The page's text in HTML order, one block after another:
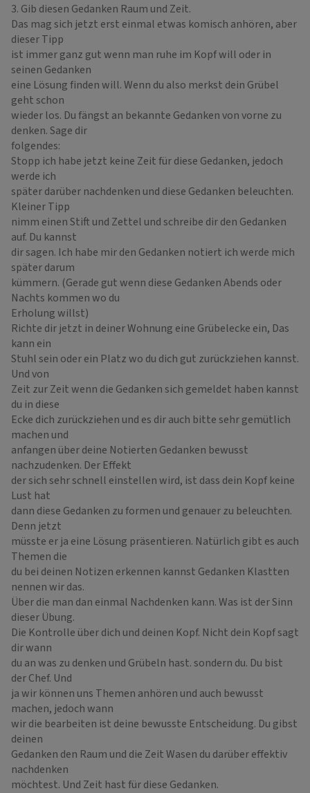
3. Gib diesen Gedanken Raum und Zeit.
Das mag sich jetzt erst einmal etwas komisch anhören, aber
dieser Tipp
ist immer ganz gut wenn man ruhe im Kopf will oder in
seinen Gedanken
eine Lösung finden will. Wenn du also merkst dein Grübel
geht schon
wieder los. Du fängst an bekannte Gedanken von vorne zu
denken. Sage dir
folgendes:
Stopp ich habe jetzt keine Zeit für diese Gedanken, jedoch
werde ich
später darüber nachdenken und diese Gedanken beleuchten.
Kleiner Tipp
nimm einen Stift und Zettel und schreibe dir den Gedanken
auf. Du kannst
dir sagen. Ich habe mir den Gedanken notiert ich werde mich
später darum
kümmern. (Gerade gut wenn diese Gedanken Abends oder
Nachts kommen wo du
Erholung willst)
Richte dir jetzt in deiner Wohnung eine Grübelecke ein, Das
kann ein
Stuhl sein oder ein Platz wo du dich gut zurückziehen kannst.
Und von
Zeit zur Zeit wenn die Gedanken sich gemeldet haben kannst
du in diese
Ecke dich zurückziehen und es dir auch bitte sehr gemütlich
machen und
anfangen über deine Notierten Gedanken bewusst
nachzudenken. Der Effekt
der sich sehr schnell einstellen wird, ist dass dein Kopf keine
Lust hat
dann diese Gedanken zu formen und genauer zu beleuchten.
Denn jetzt
müsste er ja eine Lösung präsentieren. Natürlich gibt es auch
Themen die
du bei deinen Notizen erkennen kannst Gedanken Klastten
nennen wir das.
Über die man dan einmal Nachdenken kann. Was ist der Sinn
dieser Übung.
Die Kontrolle über dich und deinen Kopf. Nicht dein Kopf sagt
dir wann
du an was zu denken und Grübeln hast. sondern du. Du bist
der Chef. Und
ja wir können uns Themen anhören und auch bewusst
machen, jedoch wann
wir die bearbeiten ist deine bewusste Entscheidung. Du gibst
deinen
Gedanken den Raum und die Zeit Wasen du darüber effektiv
nachdenken
möchtest. Und Zeit hast für diese Gedanken.